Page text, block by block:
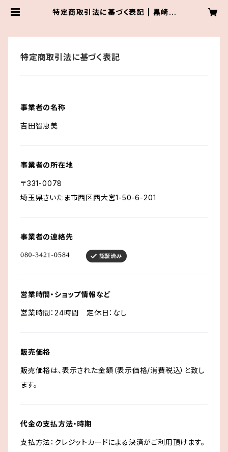
特定商取引法に基づく表記 | 黒崎ち
特定商取引法に基づく表記
事業者の名称
吉田智恵美
事業者の所在地
〒331-0078
埼玉県さいたま市西区西大宮1-50-6-201
事業者の連絡先
営業時間・ショップ情報など
営業時間：24時間 定休日：なし
販売価格
販売価格は、表示された金額（表示価格/消費税込）と致し
ます。
代金の支払方法・時期
支払方法：クレジットカードによる決済がご利用頂けます。